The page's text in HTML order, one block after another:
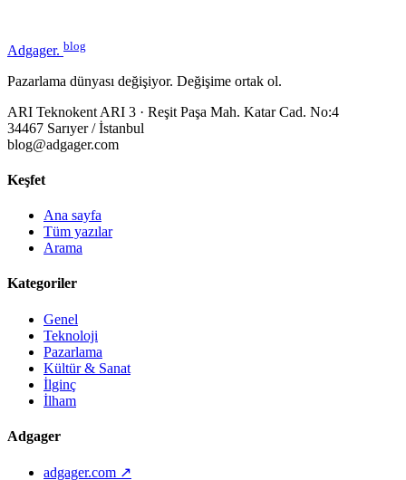
Adgager. blog
Pazarlama dünyası değişiyor. Değişime ortak ol.
ARI Teknokent ARI 3 · Reşit Paşa Mah. Katar Cad. No:4
34467 Sarıyer / İstanbul
blog@adgager.com
Keşfet
Ana sayfa
Tüm yazılar
Arama
Kategoriler
Genel
Teknoloji
Pazarlama
Kültür & Sanat
İlginç
İlham
Adgager
adgager.com ↗